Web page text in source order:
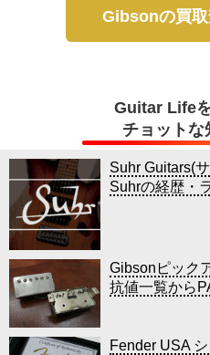
Gibsonの買
Guitar Life
チョットな
Suhr Guitars(
Suhrの経歴・
Gibsonピック
抗値一覧から
Fender USA